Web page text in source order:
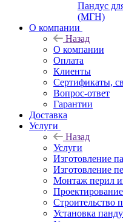
Пандус
(МГН)
О компании
Назад
О компании
Оплата
Клиенты
Сертификаты,
Вопрос-ответ
Гарантии
Доставка
Услуги
Назад
Услуги
Изготовление
Изготовление
Монтаж перил
Строительство
Установка